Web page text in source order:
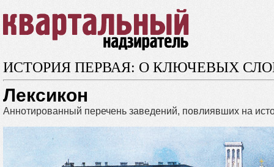
ИСТОРИЯ ПЕРВАЯ: О КЛЮЧЕВЫХ
Лексикон
Аннотированный перечень заведений, повлиявших на